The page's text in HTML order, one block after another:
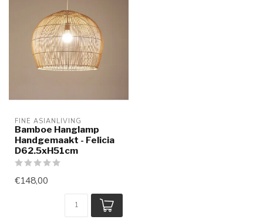
FINE ASIANLIVING
Bamboe Hanglamp
Handgemaakt - Felicia
D62.5xH51cm
€148,00